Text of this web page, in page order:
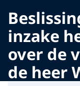
inzake
over de
de heer